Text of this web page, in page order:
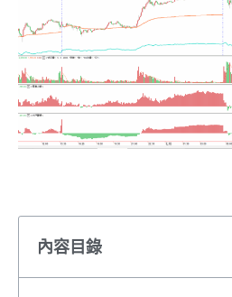
內容目錄